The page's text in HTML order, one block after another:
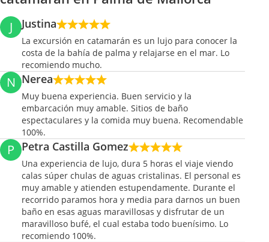
J Justina
La excursión en catamarán es un lujo para conocer la
costa de la bahía de palma y relajarse en el mar. Lo
recomiendo mucho.
N Nerea
Muy buena experiencia. Buen servicio y la
embarcación muy amable. Sitios de baño
espectaculares y la comida muy buena. Recomendable
100%.
P Petra Castilla Gomez
Una experiencia de lujo, dura 5 horas el viaje viendo
calas súper chulas de aguas cristalinas. El personal es
muy amable y atienden estupendamente. Durante el
recorrido paramos hora y media para darnos un buen
baño en esas aguas maravillosas y disfrutar de un
maravilloso bufé, el cual estaba todo buenísimo. Lo
recomiendo 100%.